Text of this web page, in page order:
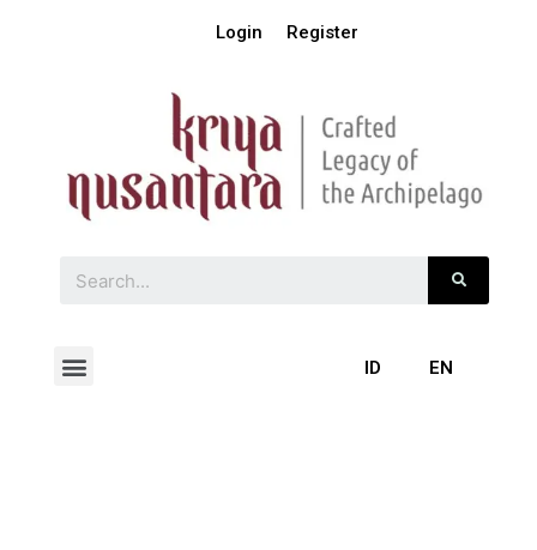
Login Register
ID EN